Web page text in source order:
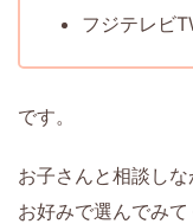
フジテレビ
です。
お子さんと相談し
お好みで選んでみて